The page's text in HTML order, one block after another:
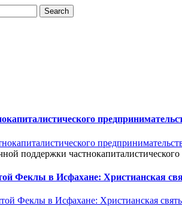
поддержки
Феклы в Исфахане: Христианская